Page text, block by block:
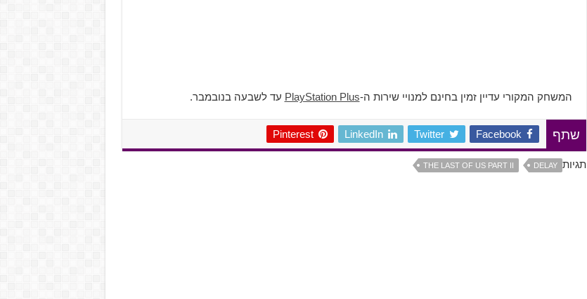
המשחק המקורי עדיין זמין בחינם למנויי שירות ה-PlayStation Plus עד לשבעה בנובמבר.
שתף Facebook
Twitter
LinkedIn
Pinterest
תגיות DELAY
THE LAST OF US PART II